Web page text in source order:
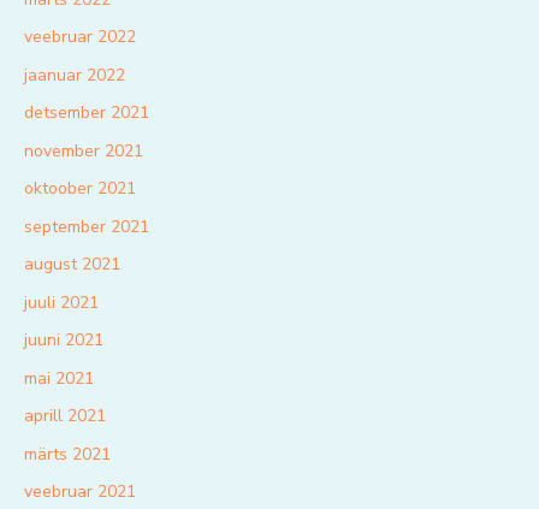
veebruar 2022
jaanuar 2022
detsember 2021
november 2021
oktoober 2021
september 2021
august 2021
juuli 2021
juuni 2021
mai 2021
aprill 2021
märts 2021
veebruar 2021